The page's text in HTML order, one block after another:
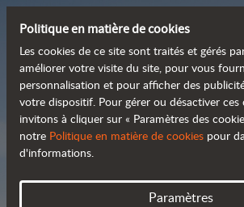
Découvrez
gamme de
Catalogue
Politique en matière de cookies
Les cookies de ce site sont traités et gérés
améliorer votre visite du site, pour vous
personnalisation et pour afficher des
votre dispositif. Pour gérer ou désactiver ces
invitons à cliquer sur « Paramètres des
notre Politique en matière de cookies pour
d'informations.
Paramètres